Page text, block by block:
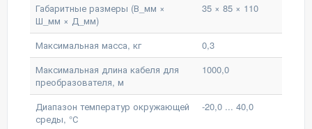
Габаритные размеры (В_мм ×
Ш_мм × Д_мм)
35 × 85 × 110
Максимальная масса, кг
0,3
Максимальная длина кабеля для
преобразователя, м
1000,0
Диапазон температур окружающей
среды, °С
-20,0 ... 40,0